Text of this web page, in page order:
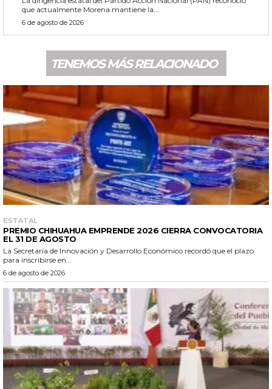
que actualmente Morena mantiene la...
6 de agosto de 2026
TENEMOS MÁS RELACIONADO
ESTATAL
PREMIO CHIHUAHUA EMPRENDE 2026 CIERRA CONVOCATORIA
EL 31 DE AGOSTO
La Secretaría de Innovación y Desarrollo Económico recordó que el plazo
para inscribirse en...
6 de agosto de 2026